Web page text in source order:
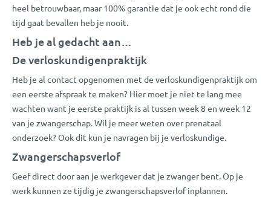
heel betrouwbaar, maar 100% garantie dat je ook echt rond die
tijd gaat bevallen heb je nooit.
Heb je al gedacht aan…
De verloskundigenpraktijk
Heb je al contact opgenomen met de verloskundigenpraktijk om
een eerste afspraak te maken? Hier moet je niet te lang mee
wachten want je eerste praktijk is al tussen week 8 en week 12
van je zwangerschap. Wil je meer weten over prenataal
onderzoek? Ook dit kun je navragen bij je verloskundige.
Zwangerschapsverlof
Geef direct door aan je werkgever dat je zwanger bent. Op je
werk kunnen ze tijdig je zwangerschapsverlof inplannen.